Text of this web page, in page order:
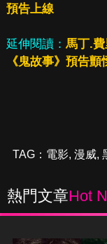
預告上線
延伸閱讀： 馬丁.
《鬼故事》預告顫
TAG： 電影, 漫威,
熱門文章Hot